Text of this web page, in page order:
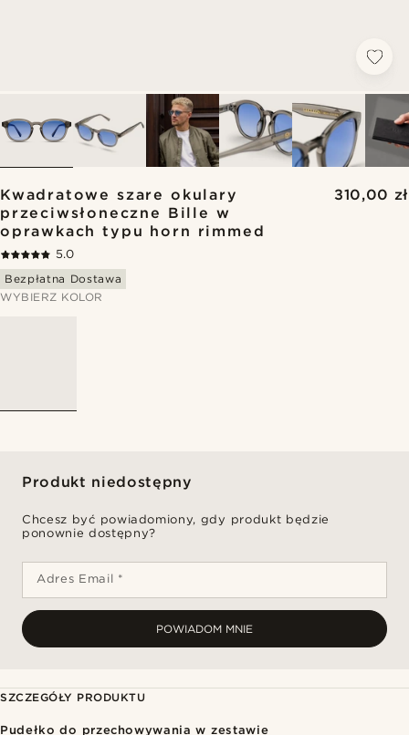
Kwadratowe szare okulary
przeciwsłoneczne Bille w
oprawkach typu horn rimmed
310,00 zł
5.0
Bezpłatna Dostawa
WYBIERZ KOLOR
Produkt niedostępny
Chcesz być powiadomiony, gdy produkt będzie
ponownie dostępny?
Adres Email *
POWIADOM MNIE
SZCZEGÓŁY PRODUKTU
Pudełko do przechowywania w zestawie